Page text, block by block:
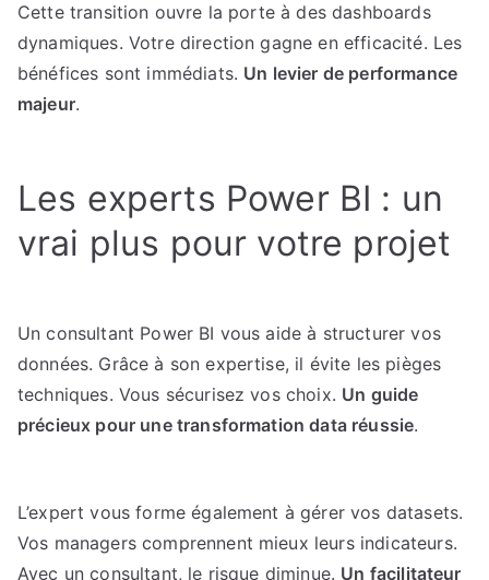
Cette transition ouvre la porte à des dashboards
dynamiques. Votre direction gagne en efficacité. Les
bénéfices sont immédiats. Un levier de performance
majeur.
Les experts Power BI : un
vrai plus pour votre projet
Un consultant Power BI vous aide à structurer vos
données. Grâce à son expertise, il évite les pièges
techniques. Vous sécurisez vos choix. Un guide
précieux pour une transformation data réussie.
L’expert vous forme également à gérer vos datasets.
Vos managers comprennent mieux leurs indicateurs.
Avec un consultant, le risque diminue. Un facilitateur